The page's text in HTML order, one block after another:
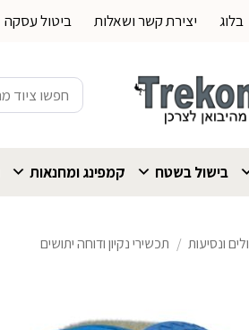
בלוג יצירת קשר ושאלות ביטול עסקה
חיפוש
עבור:
בישול בשטח קמפינג ומחנאות
ונסיעות / תכשירי נקיון ודוחה יתושים